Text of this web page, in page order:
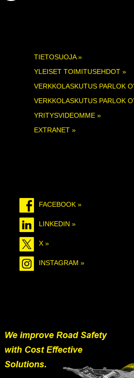
TIETOSUOJA »
YLEISET TOIMITUSEHDOT »
VERKKOLASKUTUS PARLOK
VERKKOLASKUTUS PARLOK
YRITYSVIDEOMME »
EXTRANET »
FACEBOOK »
LINKEDIN »
X »
INSTAGRAM »